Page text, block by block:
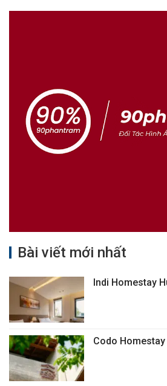
Bài viết mới nhất
Indi Homestay
Codo Homestay